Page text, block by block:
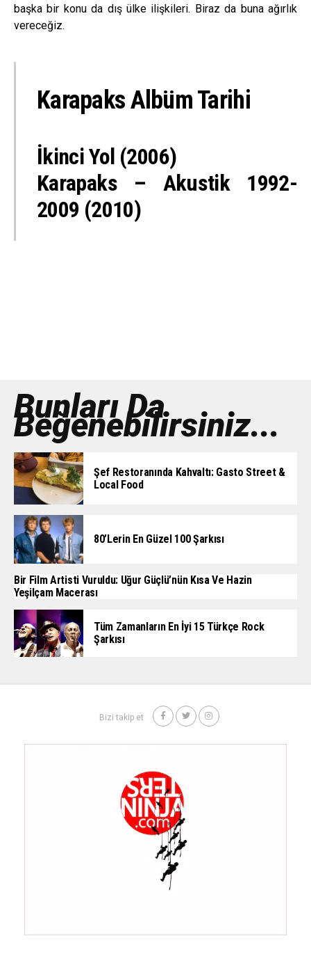
başka bir konu da dış ülke ilişkileri. Biraz da buna ağırlık
vereceğiz.
Karapaks Albüm Tarihi
İkinci Yol (2006)
Karapaks – Akustik 1992-
2009 (2010)
Bunları Da
Beğenebilirsiniz...
Şef Restoranında Kahvaltı: Gasto Street &
Local Food
80’lerin En Güzel 100 Şarkısı
Bir Film Artisti Vuruldu: Uğur Güçlü’nün Kısa Ve Hazin
Yeşilçam Macerası
Tüm Zamanların En İyi 15 Türkçe Rock
Şarkısı
Bizi takip et